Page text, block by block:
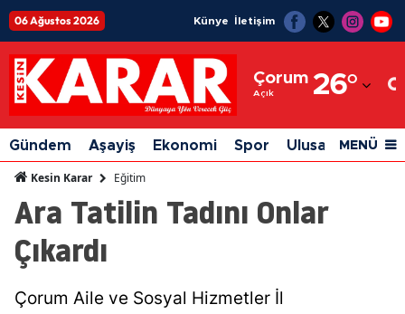
06 Ağustos 2026 Künye İletişim
Çorum
Açık 26°
Adıyaman
Afyonkarahisar
Ağrı
Amasya
Gündem Aşayiş Ekonomi Spor Ulusal Siyaset
MENÜ
Kesin Karar Eğitim
Ara Tatilin Tadını Onlar
Çıkardı
Çorum Aile ve Sosyal Hizmetler İl